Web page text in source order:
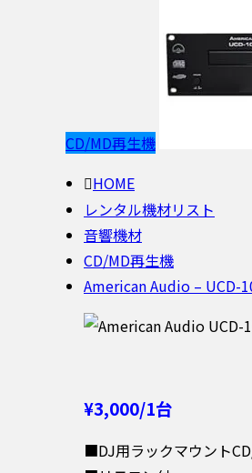
CD/MD再生機
HOME
レンタル機材リスト
音響機材
CD/MD再生機
American Audio – UCD-
¥3,000/1台
■DJ用ラックマウント